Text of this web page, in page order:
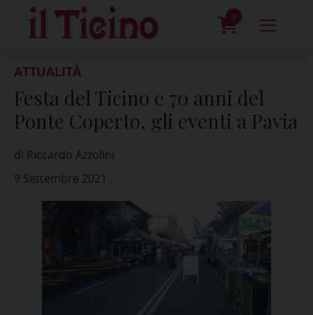
content
0
ATTUALITÀ
Festa del Ticino e 70 anni del
Ponte Coperto, gli eventi a Pavia
di Riccardo Azzolini
9 Settembre 2021